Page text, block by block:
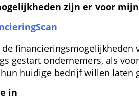
zijn er voor
financierings­mogelijkheden
gestart ondernemers, als
huidige bedrijf willen laten
in